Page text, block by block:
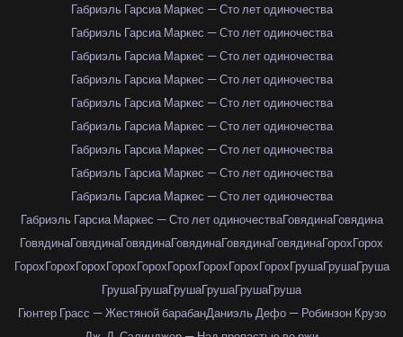
Габриэль Гарсиа Маркес — Сто лет одиночества
Габриэль Гарсиа Маркес — Сто лет одиночества
Габриэль Гарсиа Маркес — Сто лет одиночества
Габриэль Гарсиа Маркес — Сто лет одиночества
Габриэль Гарсиа Маркес — Сто лет одиночества
Габриэль Гарсиа Маркес — Сто лет одиночества
Габриэль Гарсиа Маркес — Сто лет одиночества
Габриэль Гарсиа Маркес — Сто лет одиночества
Габриэль Гарсиа Маркес — Сто лет одиночества
Габриэль Гарсиа Маркес — Сто лет одиночестваГовядинаГовядина
ГовядинаГовядинаГовядинаГовядинаГовядинаГовядинаГорохГорох
ГорохГорохГорохГорохГорохГорохГорохГорохГорохГрушаГрушаГруша
ГрушаГрушаГрушаГрушаГрушаГруша
Гюнтер Грасс — Жестяной барабанДаниэль Дефо — Робинзон Крузо